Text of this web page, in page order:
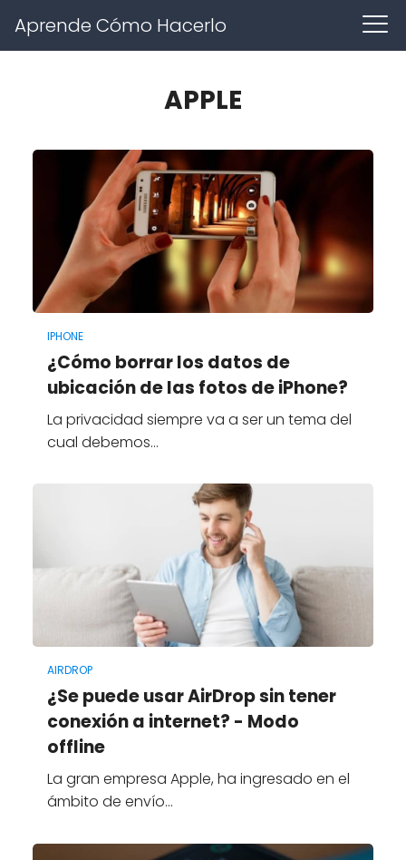
Aprende Cómo Hacerlo
APPLE
IPHONE
¿Cómo borrar los datos de
ubicación de las fotos de iPhone?
La privacidad siempre va a ser un tema del
cual debemos…
AIRDROP
¿Se puede usar AirDrop sin tener
conexión a internet? - Modo
offline
La gran empresa Apple, ha ingresado en el
ámbito de envío…